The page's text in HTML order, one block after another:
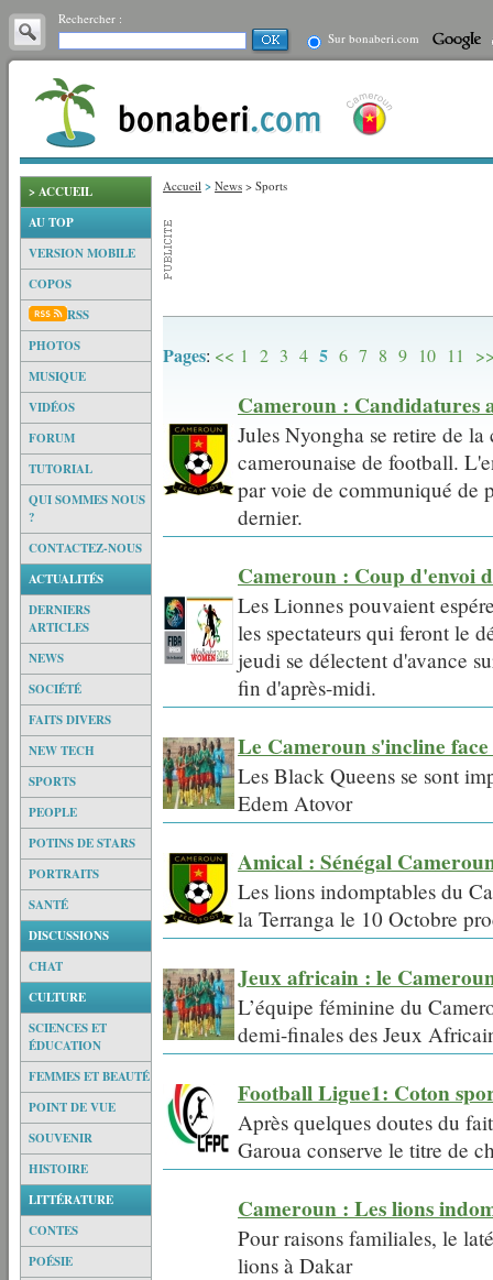
Rechercher :
Sur bonaberi.com
> ACCUEIL
AU TOP
VERSION MOBILE
COPOS
RSS
PHOTOS
MUSIQUE
VIDÉOS
FORUM
TUTORIAL
QUI SOMMES NOUS
?
CONTACTEZ-NOUS
ACTUALITÉS
DERNIERS
ARTICLES
NEWS
SOCIÉTÉ
FAITS DIVERS
NEW TECH
SPORTS
PEOPLE
POTINS DE STARS
PORTRAITS
SANTÉ
DISCUSSIONS
CHAT
CULTURE
SCIENCES ET
ÉDUCATION
FEMMES ET BEAUTÉ
POINT DE VUE
SOUVENIR
HISTOIRE
LITTÉRATURE
CONTES
POÉSIE
Accueil > News > Sports
Pages: << 1 2 3 4 5 6 7 8 9 10 11
Cameroun : Candidatures
Jules Nyongha se retire de
camerounaise de football.
par voie de communiqué de
dernier.
Cameroun : Coup d'envoi
Les Lionnes pouvaient
les spectateurs qui feront le
jeudi se délectent d'avance
fin d'après-midi.
Le Cameroun s'incline
Les Black Queens se sont
Edem Atovor
Amical : Sénégal
Les lions indomptables du
la Terranga le 10 Octobre
Jeux africain : le
L’équipe féminine du
demi-finales des Jeux
Football Ligue1: Coton
Après quelques doutes du
Garoua conserve le titre de
Cameroun : Les lions
Pour raisons familiales, le
lions à Dakar